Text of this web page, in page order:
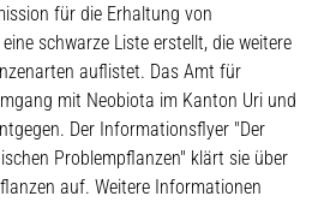
für die Erhaltung von
schwarze Liste erstellt, die weitere
auflistet. Das Amt für
mit Neobiota im Kanton Uri und
Der Informationsflyer "Der
Problempflanzen" klärt sie über
auf. Weitere Informationen